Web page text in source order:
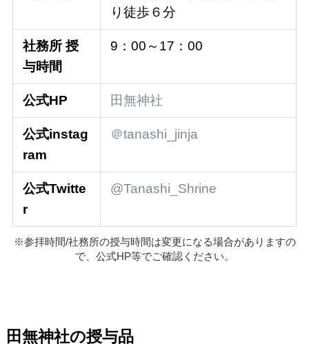
り徒歩６分
社務所 授
与時間
9：00～17：00
公式HP 田無神社
公式instag
ram
＠tanashi_jinja
公式Twitte
r
@Tanashi_Shrine
※参拝時間/社務所の授与時間は変更になる場合がありますの
で、公式HP等でご確認ください。
田無神社の授与品